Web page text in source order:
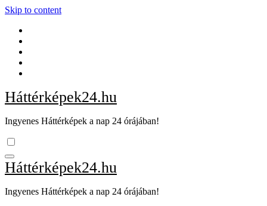
Skip to content
Háttérképek24.hu
Ingyenes Háttérképek a nap 24 órájában!
Háttérképek24.hu
Ingyenes Háttérképek a nap 24 órájában!